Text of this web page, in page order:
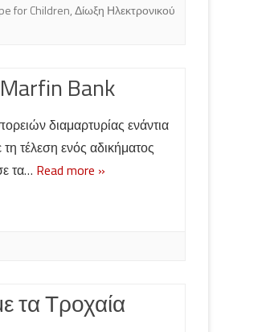
for Children,Δίωξη Ηλεκτρονικού
Bank
διαμαρτυρίας ενάντια
τέλεση ενός αδικήματος
τα… Read more »
τα Τροχαία